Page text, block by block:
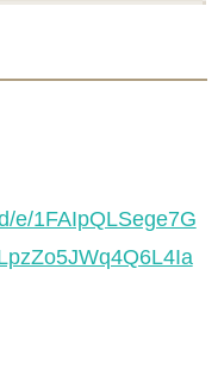
e/1FAIpQLSege7G